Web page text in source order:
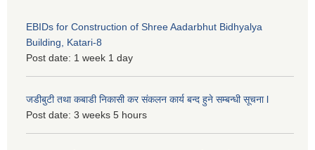
EBIDs for Construction of Shree Aadarbhut Bidhyalya
Building, Katari-8
Post date: 1 week 1 day
जडीबुटी तथा कबाडी निकासी कर संकलन कार्य बन्द हुने सम्बन्धी सूचना l
Post date: 3 weeks 5 hours